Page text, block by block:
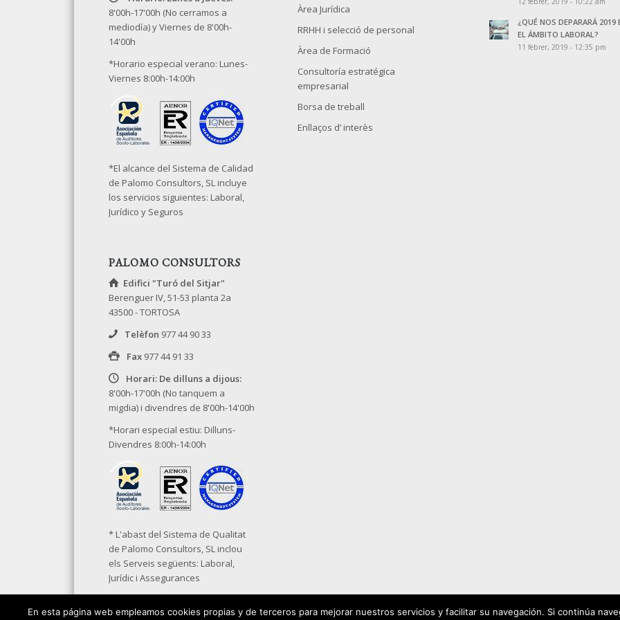
8'00h-17'00h (No cerramos a
mediodía) y Viernes de 8'00h-
14'00h
*Horario especial verano: Lunes-
Viernes 8:00h-14:00h
*El alcance del Sistema de Calidad
de Palomo Consultors, SL incluye
los servicios siguientes: Laboral,
Jurídico y Seguros
PALOMO CONSULTORS
Edifici "Turó del Sitjar"
Berenguer IV, 51-53 planta 2a
43500 - TORTOSA
Telèfon 977 44 90 33
Fax977 44 91 33
Horari: De dilluns a dijous:
8'00h-17'00h (No tanquem a
migdia) i divendres de 8'00h-14'00h
*Horari especial estiu: Dilluns-
Divendres 8:00h-14:00h
* L'abast del Sistema de Qualitat
de Palomo Consultors, SL inclou
els Serveis següents: Laboral,
Jurídic i Assegurances
Àrea Jurídica
RRHH i selecció de personal
Àrea de Formació
Consultoría estratégica
empresarial
Borsa de treball
Enllaços d’ interès
¿QUÉ NOS DEPARARÁ 2019
EL ÁMBITO LABORAL?
11 febrer, 2019 - 12:35 pm
En esta página web empleamos cookies propias y de terceros para mejorar nuestros servicios y facilitar su navegación. Si continúa